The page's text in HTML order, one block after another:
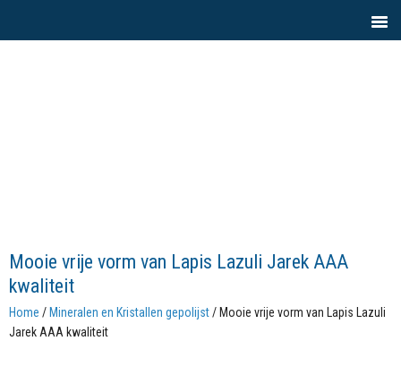
Mooie vrije vorm van Lapis Lazuli Jarek AAA
kwaliteit
Home / Mineralen en Kristallen gepolijst/ Mooie vrije vorm van Lapis Lazuli
Jarek AAA kwaliteit